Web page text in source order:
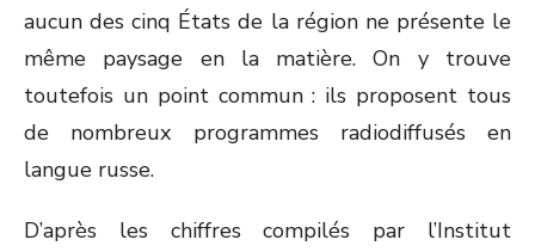
aucun des cinq États de la région ne présente le
même paysage en la matière. On y trouve
toutefois un point commun : ils proposent tous
de nombreux programmes radiodiffusés en
langue russe.
D’après les chiffres compilés par l’Institut